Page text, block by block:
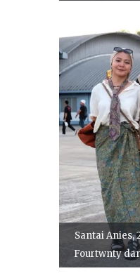
Santai Anies,
Fourtwnty